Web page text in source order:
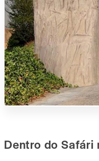
Dentro do Safári